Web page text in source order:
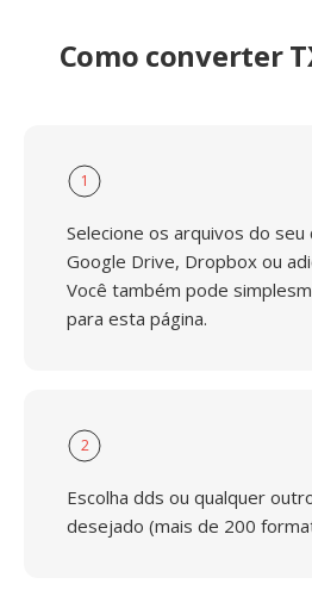
Como converter
1
Selecione os arquivos do
Google Drive, Dropbox ou
Você também pode
para esta página.
2
Escolha dds ou qualquer
desejado (mais de 200